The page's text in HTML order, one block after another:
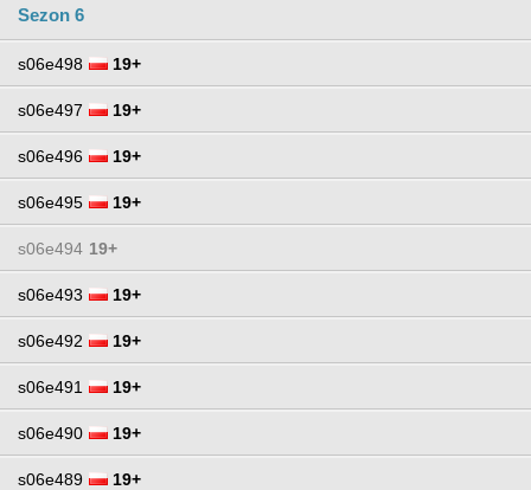
Sezon 6
s06e498 19+
s06e497 19+
s06e496 19+
s06e495 19+
s06e494 19+
s06e493 19+
s06e492 19+
s06e491 19+
s06e490 19+
s06e489 19+